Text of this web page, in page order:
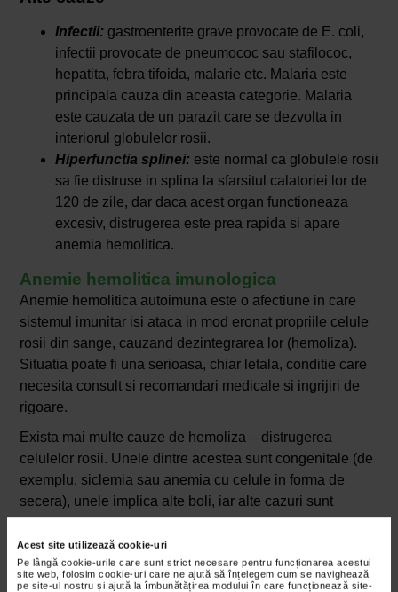
Acest site utilizează cookie-uri
Pe lângă cookie-urile care sunt strict necesare pentru funcționarea acestui
site web, folosim cookie-uri care ne ajută să înțelegem cum se navighează
pe site-ul nostru și ajută la îmbunătățirea modului în care funcționează site-
Infectii:gastroenterite grave provocate de E. coli,
infectii provocate de pneumococ sau stafilococ,
hepatita, febra tifoida, malarie etc. Malaria este
principala cauza din aceasta categorie. Malaria
este cauzata de un parazit care se dezvolta in
interiorul globulelor rosii.
Hiperfunctia splinei:este normal ca globulele rosii
sa fie distruse in splina la sfarsitul calatoriei lor de
120 de zile, dar daca acest organ functioneaza
excesiv, distrugerea este prea rapida si apare
anemia hemolitica.
Anemie hemolitica imunologica
Anemie hemolitica autoimuna este o afectiune in care
sistemul imunitar isi ataca in mod eronat propriile celule
rosii din sange, cauzand dezintegrarea lor (hemoliza).
Situatia poate fi una serioasa, chiar letala, conditie care
necesita consult si recomandari medicale si ingrijiri de
rigoare.
Exista mai multe cauze de hemoliza – distrugerea
celulelor rosii. Unele dintre acestea sunt congenitale (de
exemplu, siclemia sau anemia cu celule in forma de
secera), unele implica alte boli, iar alte cazuri sunt
provocate de diverse medicamente. Exista mai multe
tipuri de anemii hemolitice autoimune care apar atunci
cand anticorpii ataca celulele rosii din sange.